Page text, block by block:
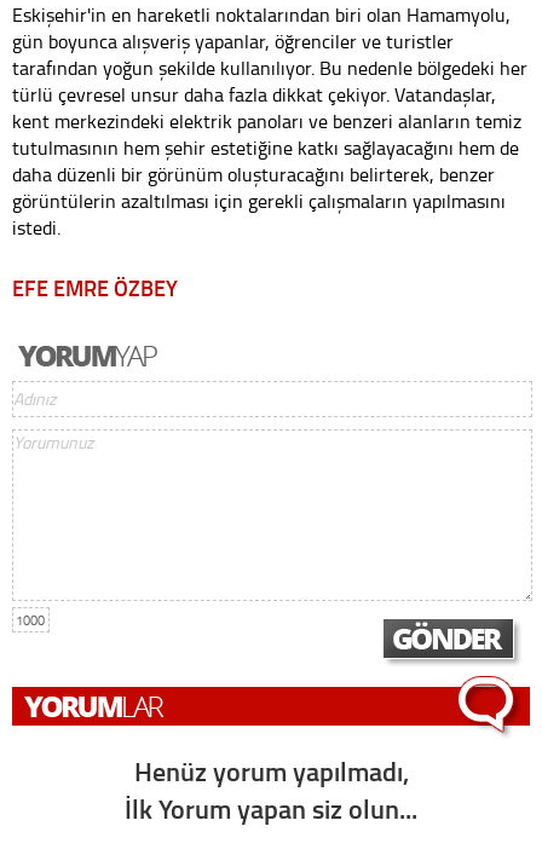
Eskişehir'in en hareketli noktalarından biri olan Hamamyolu,
gün boyunca alışveriş yapanlar, öğrenciler ve turistler
tarafından yoğun şekilde kullanılıyor. Bu nedenle bölgedeki her
türlü çevresel unsur daha fazla dikkat çekiyor. Vatandaşlar,
kent merkezindeki elektrik panoları ve benzeri alanların temiz
tutulmasının hem şehir estetiğine katkı sağlayacağını hem de
daha düzenli bir görünüm oluşturacağını belirterek, benzer
görüntülerin azaltılması için gerekli çalışmaların yapılmasını
istedi.
EFE EMRE ÖZBEY
1000
Henüz yorum yapılmadı,
İlk Yorum yapan siz olun...